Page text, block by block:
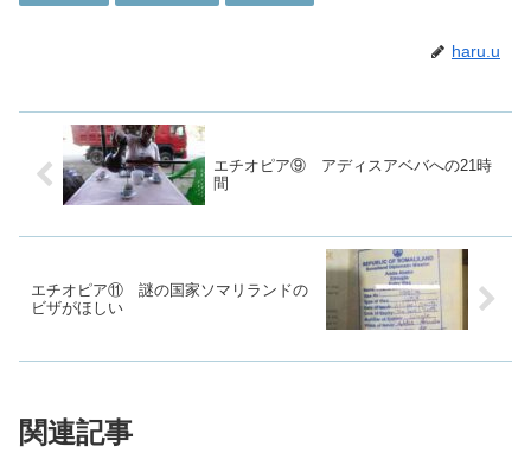
haru.u
エチオピア⑨ アディスアベバへの21時
間
エチオピア⑪ 謎の国家ソマリランドの
ビザがほしい
関連記事